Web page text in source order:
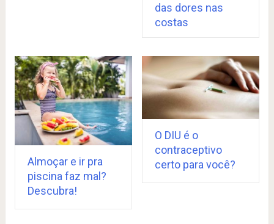
das dores nas
costas
Almoçar e ir pra
piscina faz mal?
Descubra!
O DIU é o
contraceptivo
certo para você?